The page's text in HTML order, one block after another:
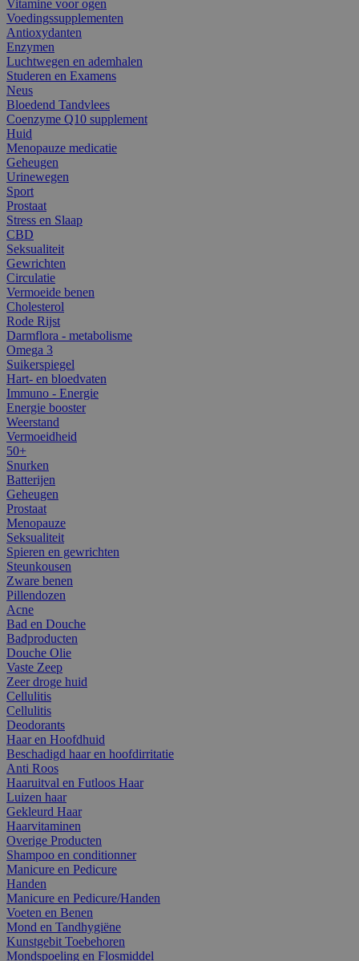
Vitamine voor ogen
Voedingssupplementen
Antioxydanten
Enzymen
Luchtwegen en ademhalen
Studeren en Examens
Neus
Bloedend Tandvlees
Coenzyme Q10 supplement
Huid
Menopauze medicatie
Geheugen
Urinewegen
Sport
Prostaat
Stress en Slaap
CBD
Seksualiteit
Gewrichten
Circulatie
Vermoeide benen
Cholesterol
Rode Rijst
Darmflora - metabolisme
Omega 3
Suikerspiegel
Hart- en bloedvaten
Immuno - Energie
Energie booster
Weerstand
Vermoeidheid
50+
Snurken
Batterijen
Geheugen
Prostaat
Menopauze
Seksualiteit
Spieren en gewrichten
Steunkousen
Zware benen
Pillendozen
Acne
Bad en Douche
Badproducten
Douche Olie
Vaste Zeep
Zeer droge huid
Cellulitis
Cellulitis
Deodorants
Haar en Hoofdhuid
Beschadigd haar en hoofdirritatie
Anti Roos
Haaruitval en Futloos Haar
Luizen haar
Gekleurd Haar
Haarvitaminen
Overige Producten
Shampoo en conditionner
Manicure en Pedicure
Handen
Manicure en Pedicure/Handen
Voeten en Benen
Mond en Tandhygiëne
Kunstgebit Toebehoren
Mondspoeling en Flosmiddel